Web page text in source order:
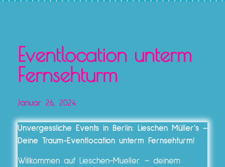
Eventlocation unterm
Fernsehturm
Januar 26, 2024
Unvergessliche Events in Berlin: Lieschen Müller’s –
Deine Traum-Eventlocation unterm Fernsehturm!
Willkommen auf Lieschen-Mueller. – deinem